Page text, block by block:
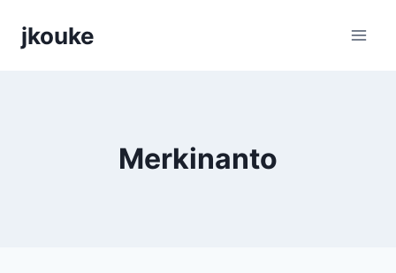
sisältöön
jkouke
Merkinanto